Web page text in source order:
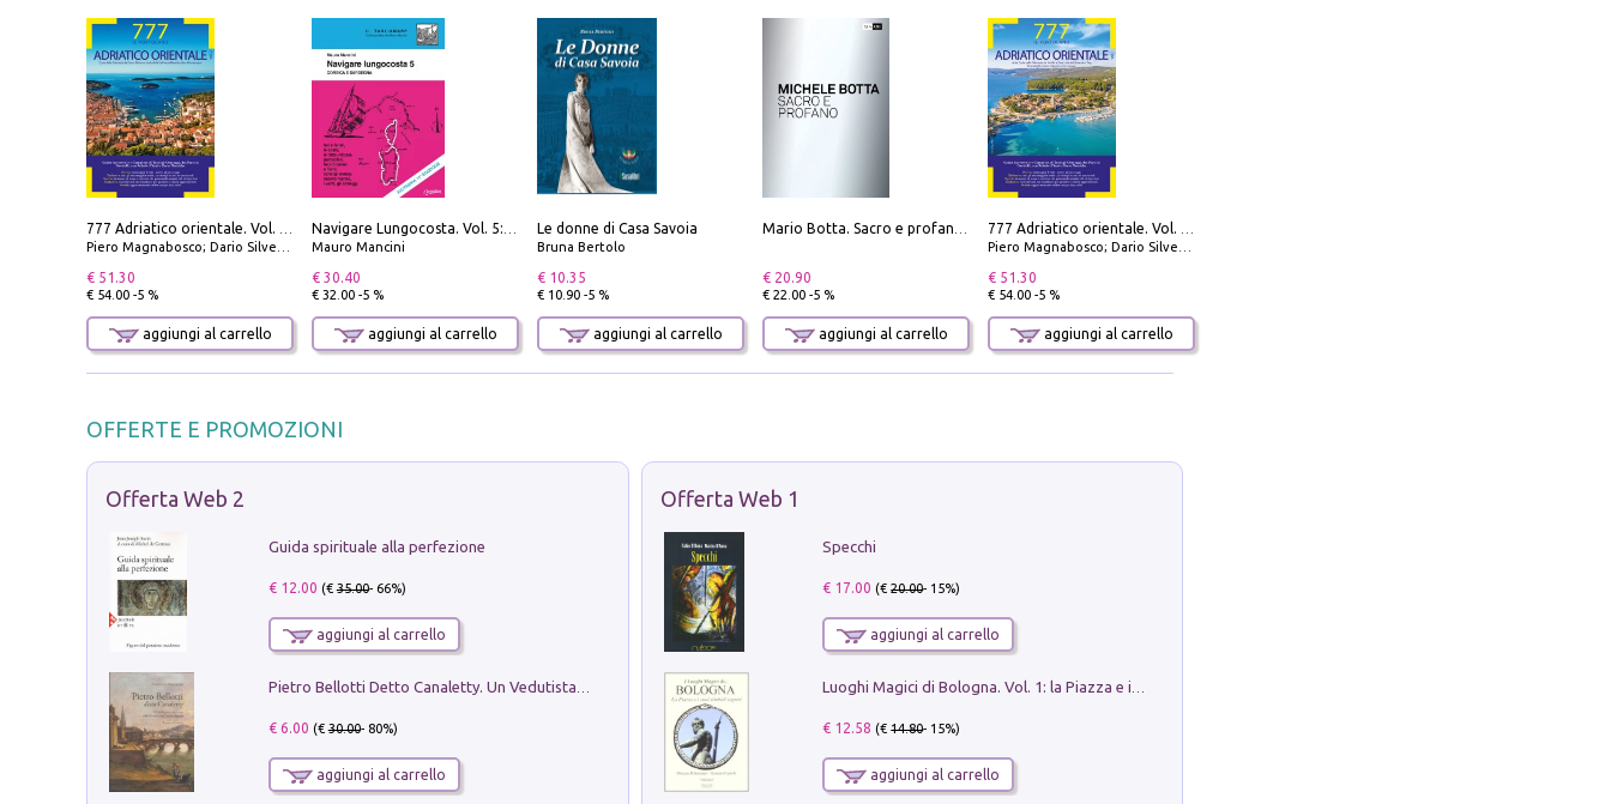
Piero Magnabosco; Dario Silvestro; Marco Sbrizzi
€ 51.30
€ 54.00 -5 %
aggiungi al carrello
Mauro Mancini
€ 30.40
€ 32.00 -5 %
aggiungi al carrello
Le donne di Casa Savoia
Bruna Bertolo
€ 10.35
€ 10.90 -5 %
aggiungi al carrello
€ 20.90
€ 22.00 -5 %
aggiungi al carrello
Piero Magnabosco; Dario Silvestro; Marco Sbrizzi
€ 51.30
€ 54.00 -5 %
aggiungi al carrello
OFFERTE E PROMOZIONI
Offerta Web 2
Guida spirituale alla perfezione
€ 12.00 (€35.00- 66%)
aggiungi al carrello
€ 6.00 (€30.00- 80%)
aggiungi al carrello
Offerta Web 1
Specchi
€ 17.00 (€20.00- 15%)
aggiungi al carrello
€ 12.58 (€14.80- 15%)
aggiungi al carrello